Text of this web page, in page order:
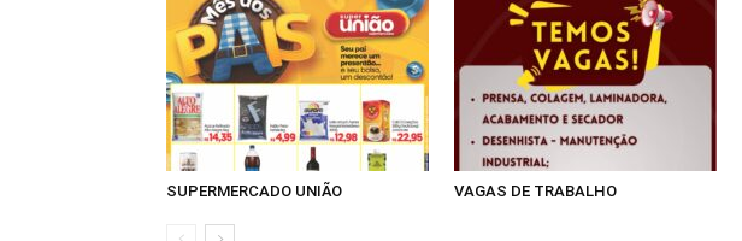
SUPERMERCADO UNIÃO VAGAS DE TRABALHO